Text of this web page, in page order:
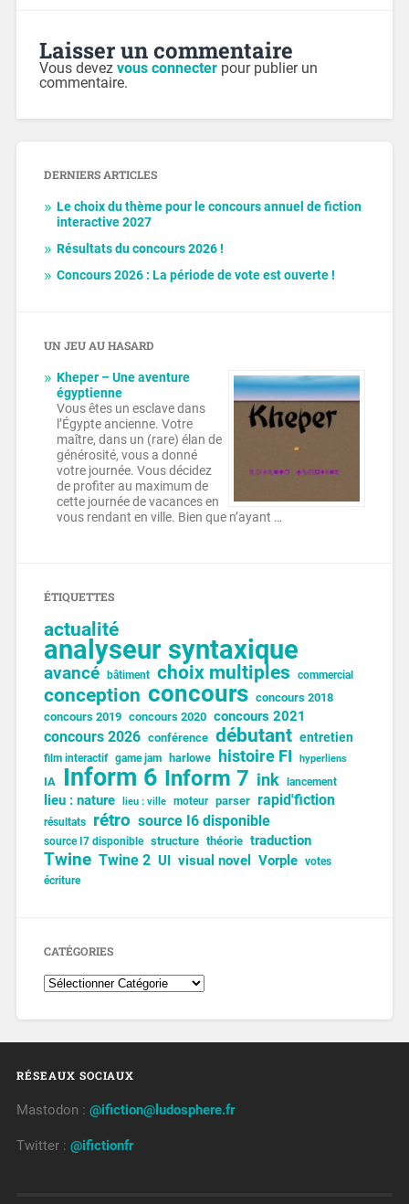
Laisser un commentaire
Vous devez vous connecterpour publier un
commentaire.
DERNIERS ARTICLES
Le choix du thème pour le concours annuel de fiction
interactive 2027
Résultats du concours 2026 !
Concours 2026 : La période de vote est ouverte !
UN JEU AU HASARD
Kheper – Une aventure
égyptienne
Vous êtes un esclave dans
l’Égypte ancienne. Votre
maître, dans un (rare) élan de
générosité, vous a donné
votre journée. Vous décidez
de profiter au maximum de
cette journée de vacances en
vous rendant en ville. Bien que n’ayant …
ÉTIQUETTES
actualité
analyseur syntaxique
avancé bâtiment choix multiples commercial
conception concours concours 2018
concours 2019 concours 2020 concours 2021
concours 2026 conférence débutant entretien
film interactif game jam harlowe histoire FI hyperliens
IA Inform 6 Inform 7 ink lancement
lieu : nature lieu : ville moteur parser rapid'fiction
résultats rétro source I6 disponible
source I7 disponible structure théorie traduction
Twine Twine 2 UI visual novel Vorple votes
écriture
CATÉGORIES
RÉSEAUX SOCIAUX
Mastodon : @ifiction@ludosphere.fr
Twitter : @ifictionfr